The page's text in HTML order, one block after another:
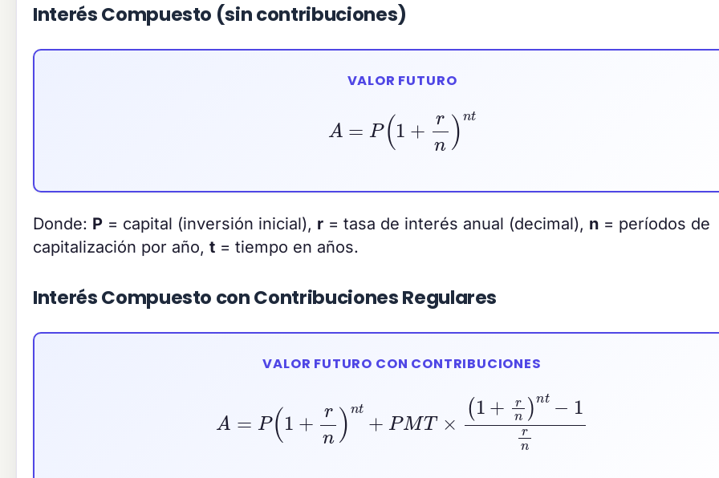
Interés Compuesto (sin contribuciones)
VALOR FUTURO
(1 )n t
Donde: P = capital (inversión inicial), r = tasa de interés anual (decimal), n = períodos de
capitalización por año, t = tiempo en años.
Interés Compuesto con Contribuciones Regulares
VALOR FUTURO CON CONTRIBUCIONES
rn −1rn